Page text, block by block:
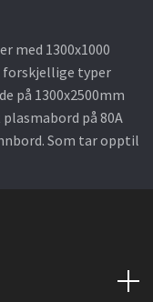
med 1300x1000
forskjellige typer
på 1300x2500mm
på 80A
Som tar opptil